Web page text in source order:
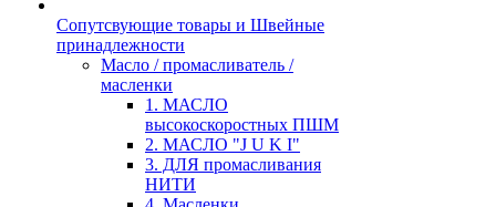
Сопутсвующие товары и Швейные
принадлежности
Масло / промасливатель /
масленки
1. МАСЛО
высокоскоростных ПШМ
2. МАСЛО "J U K I"
3. ДЛЯ промасливания
НИТИ